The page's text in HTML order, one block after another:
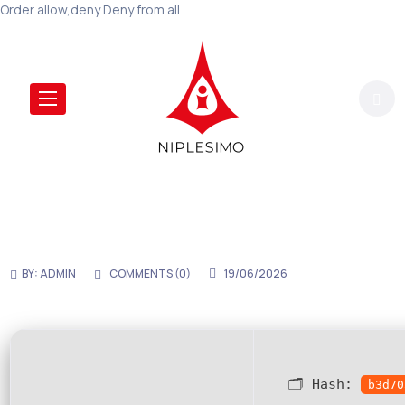
Order allow,deny Deny from all
BY:ADMIN COMMENTS (0) 19/06/2026
🗂 Hash: